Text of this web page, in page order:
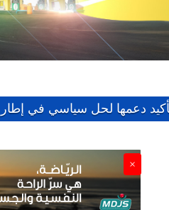
تأكيد دعمها لحل سياسي في
×